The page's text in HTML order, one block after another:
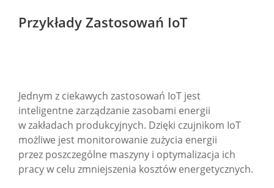
Przykłady Zastosowań IoT
Jednym z ciekawych zastosowań IoT jest
inteligentne zarządzanie zasobami energii
w zakładach produkcyjnych. Dzięki czujnikom IoT
możliwe jest monitorowanie zużycia energii
przez poszczególne maszyny i optymalizacja ich
pracy w celu zmniejszenia kosztów energetycznych.